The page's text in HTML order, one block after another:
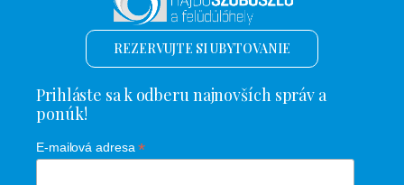
REZERVUJTE SI UBYTOVANIE
Prihláste sa k odberu najnovších správ a
ponúk!
E-mailová adresa*